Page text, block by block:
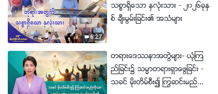
6:27
သစၥာရွိေသာ ႏွလုံးသား - ၂၀၂၆ခုႏွ
စ္ ခ်ီးမြမ္းျခင္း၏ အသံမ်ား
တရားေဒႆနာအတြဲမ်ား- ယုံၾက
ည္ျခင္း၌ သမၼာတရားရွာေဖြျခင္း -
သခင္ မိုးတိမ္စီး၍ ႂကြဆင္းမည္ကို